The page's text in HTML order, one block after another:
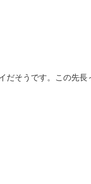
そうです。この先